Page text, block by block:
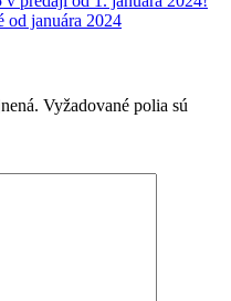
januára 2024
Vyžadované polia sú